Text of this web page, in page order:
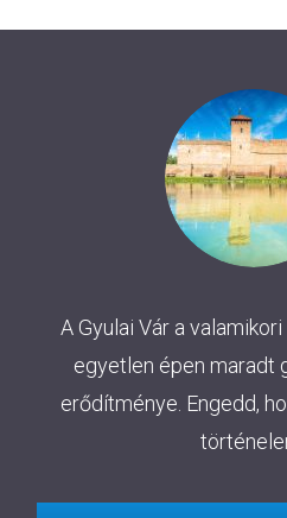
A Gyulai Vár a
egyetlen épen maradt
erődítménye. Engedd,